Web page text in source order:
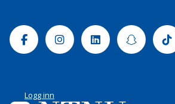
FacebookInstagramLinkedin
Logg inn